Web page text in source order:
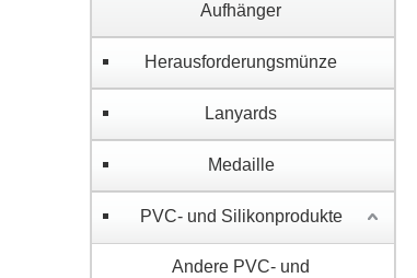
Aufhänger
Herausforderungsmünze
Lanyards
Medaille
PVC- und Silikonprodukte
Andere PVC- und